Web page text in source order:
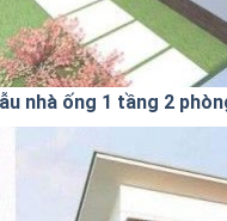
nhà ống 1 tầng 2